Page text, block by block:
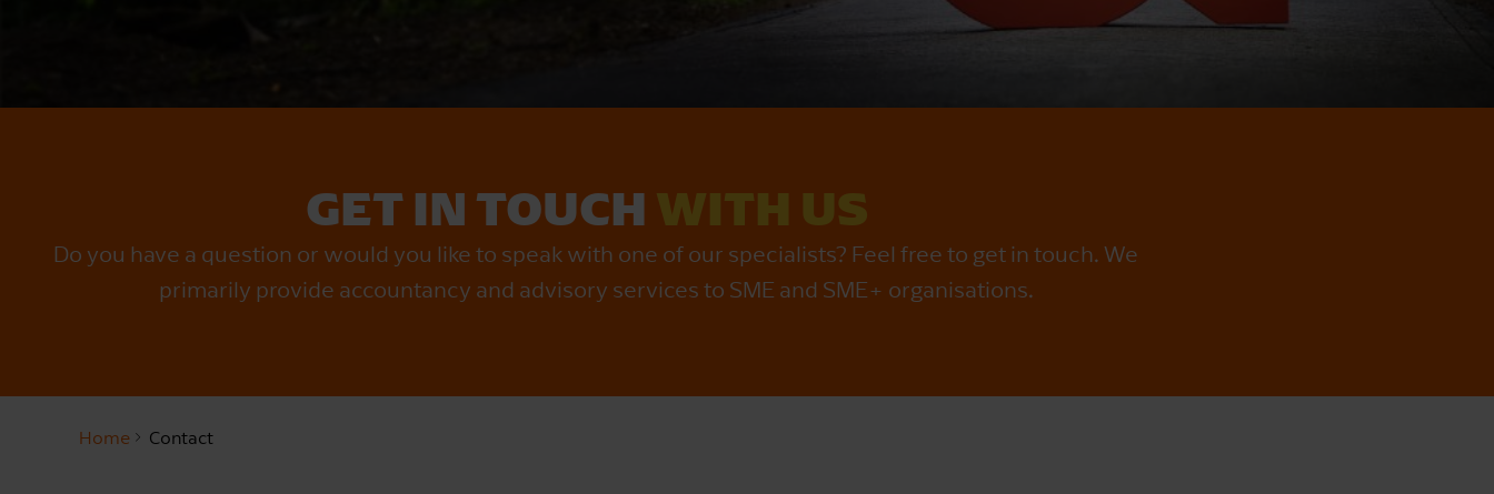
GET IN TOUCH WITH US
Do you have a question or would you like to speak with one of our specialists? Feel free to get in touch. We
primarily provide accountancy and advisory services to SME and SME+ organisations.
Home Contact